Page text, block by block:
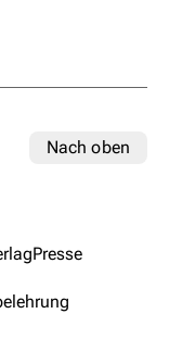
Nach oben
Presse